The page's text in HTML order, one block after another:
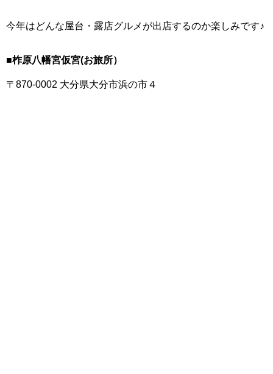
今年はどんな屋台・露店グルメが出店するのか楽しみです♪
■柞原八幡宮仮宮(お旅所）
〒870-0002 大分県大分市浜の市４